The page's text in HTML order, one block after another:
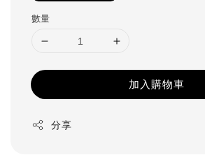
數量
加入購物車
分享